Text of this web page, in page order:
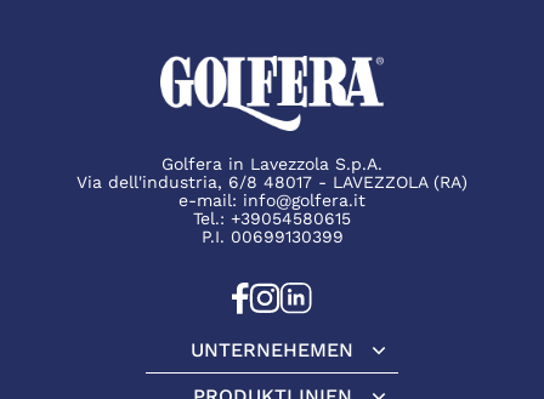
Golfera in Lavezzola S.p.A.
Via dell'industria, 6/8 48017 - LAVEZZOLA (RA)
e-mail: info@golfera.it
Tel.: +39054580615
P.I. 00699130399
UNTERNEHEMEN
Unternehemen